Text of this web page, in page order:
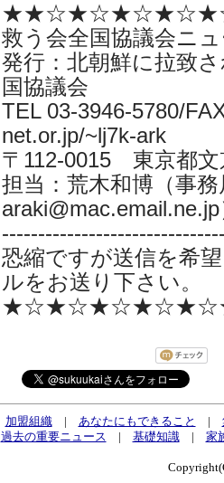
救う会全国協議会ニ
発行：北朝鮮に拉致
国協議会
TEL 03-3946-5780/
net.or.jp/~lj7k-ark
〒112-0015 東京都
担当：荒木和博（事
恐縮ですが送信を希
ルをお送り下さい。
加盟組織| あなたにもできること |
過去の重要ニュース | 基礎知識| 家